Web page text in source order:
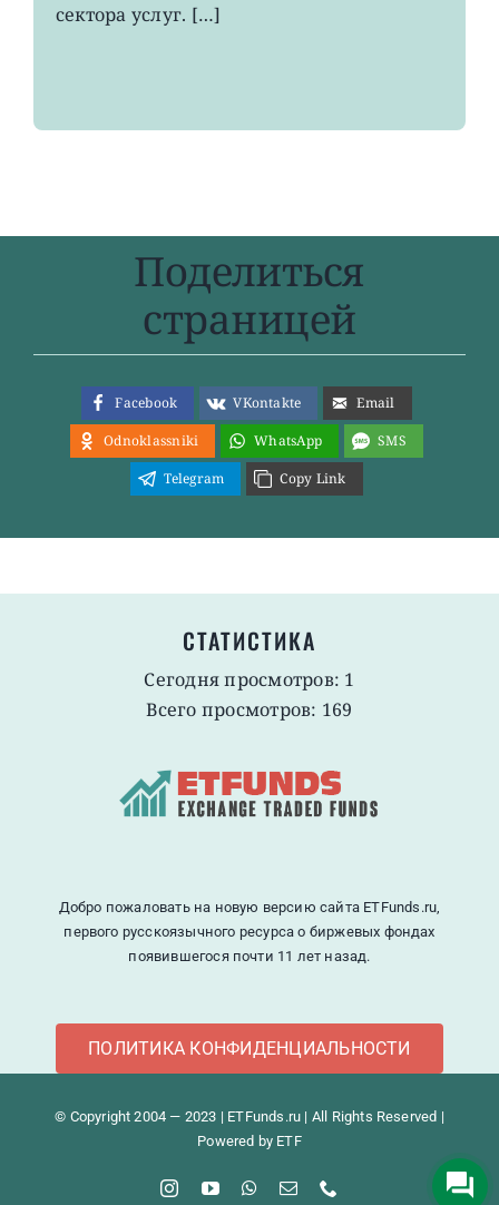
сектора услуг. […]
Поделиться
страницей
Facebook VKontakte
Email
Odnoklassniki
WhatsApp
SMS
Telegram
Copy Link
СТАТИСТИКА
Сегодня просмотров: 1
Всего просмотров: 169
Добро пожаловать на новую версию сайта ETFunds.ru,
первого русскоязычного ресурса о биржевых фондах
появившегося почти 11 лет назад.
ПОЛИТИКА КОНФИДЕНЦИАЛЬНОСТИ
© Copyright 2004 — 2023 | ETFunds.ru | All Rights Reserved |
Powered by ETF